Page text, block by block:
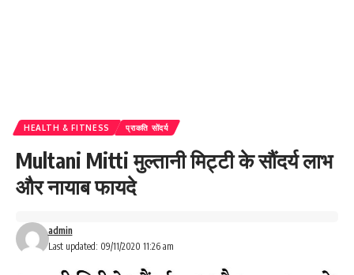
HEALTH & FITNESS प्राकति सोंदर्य
Multani Mitti मुल्तानी मिट्टी के सौंदर्य लाभ
और नायाब फायदे
Last updated: 09/11/2020 11:26 am
admin